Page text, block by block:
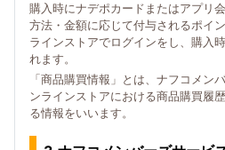
購入時にナデポカードまたはアプリ
方法・金額に応じて付与されるポイ
ラインストアでログインをし、購入
れます。
「商品購買情報」とは、ナフコメン
ンラインストアにおける商品購買履
る情報をいいます。